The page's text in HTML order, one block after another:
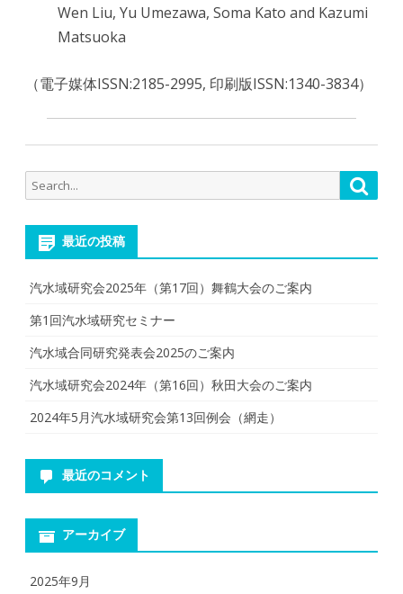
Wen Liu, Yu Umezawa, Soma Kato and Kazumi
Matsuoka
（電子媒体ISSN:2185-2995, 印刷版ISSN:1340-3834）
Search
for:
最近の投稿
汽水域研究会2025年（第17回）舞鶴大会のご案内
第1回汽水域研究セミナー
汽水域合同研究発表会2025のご案内
汽水域研究会2024年（第16回）秋田大会のご案内
2024年5月汽水域研究会第13回例会（網走）
最近のコメント
アーカイブ
2025年9月